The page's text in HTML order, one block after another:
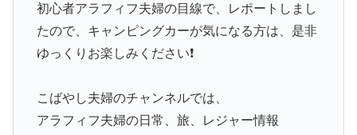
初心者アラフィフ夫婦の目線で、レポートしまし
たので、キャンピングカーが気になる方は、是非
ゆっくりお楽しみください❗
こばやし夫婦のチャンネルでは、
アラフィフ夫婦の日常、旅、レジャー情報